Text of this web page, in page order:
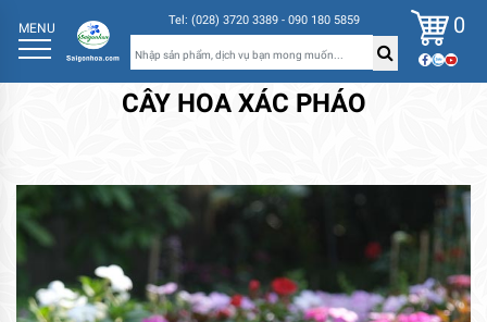
MENU Tel: (028) 3720 3389 - 090 180 5859 0
CÂY HOA XÁC PHÁO